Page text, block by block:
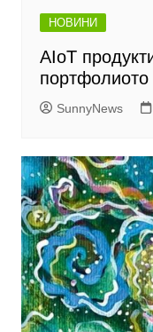
НОВИНИ
AIoT
SunnyNews